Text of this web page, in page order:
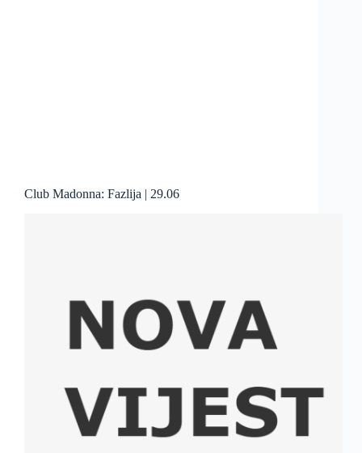
Club Madonna: Fazlija | 29.06